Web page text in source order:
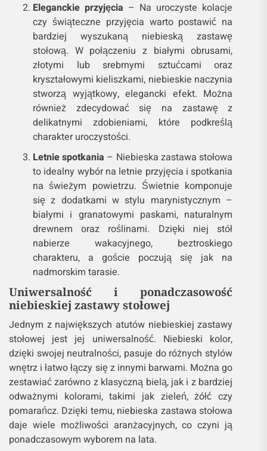
Eleganckie przyjęcia – Na uroczyste kolacje
czy świąteczne przyjęcia warto postawić na
bardziej wyszukaną niebieską zastawę
stołową. W połączeniu z białymi obrusami,
złotymi lub srebrnymi sztućcami oraz
kryształowymi kieliszkami, niebieskie naczynia
stworzą wyjątkowy, elegancki efekt. Można
również zdecydować się na zastawę z
delikatnymi zdobieniami, które podkreślą
charakter uroczystości.
Letnie spotkania – Niebieska zastawa stołowa
to idealny wybór na letnie przyjęcia i spotkania
na świeżym powietrzu. Świetnie komponuje
się z dodatkami w stylu marynistycznym –
białymi i granatowymi paskami, naturalnym
drewnem oraz roślinami. Dzięki niej stół
nabierze wakacyjnego, beztroskiego
charakteru, a goście poczują się jak na
nadmorskim tarasie.
Uniwersalność i ponadczasowość
niebieskiej zastawy stołowej
Jednym z największych atutów niebieskiej zastawy
stołowej jest jej uniwersalność. Niebieski kolor,
dzięki swojej neutralności, pasuje do różnych stylów
wnętrz i łatwo łączy się z innymi barwami. Można go
zestawiać zarówno z klasyczną bielą, jak i z bardziej
odważnymi kolorami, takimi jak zieleń, żółć czy
pomarańcz. Dzięki temu, niebieska zastawa stołowa
daje wiele możliwości aranżacyjnych, co czyni ją
ponadczasowym wyborem na lata.